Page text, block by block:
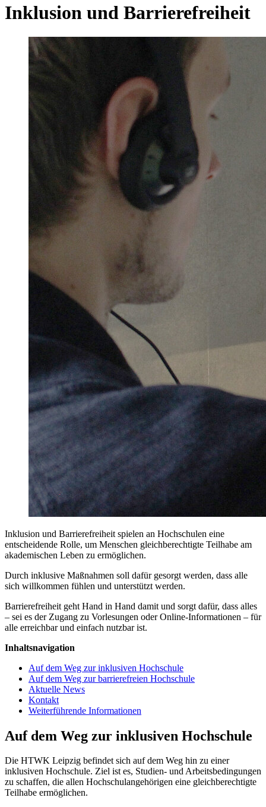
Inklusion und Barrierefreiheit
Inklusion und Barrierefreiheit spielen an Hochschulen eine
entscheidende Rolle, um Menschen gleichberechtigte Teilhabe am
akademischen Leben zu ermöglichen.
Durch inklusive Maßnahmen soll dafür gesorgt werden, dass alle
sich willkommen fühlen und unterstützt werden.
Barrierefreiheit geht Hand in Hand damit und sorgt dafür, dass alles
– sei es der Zugang zu Vorlesungen oder Online-Informationen – für
alle erreichbar und einfach nutzbar ist.
Inhaltsnavigation
Auf dem Weg zur inklusiven Hochschule
Auf dem Weg zur barrierefreien Hoch­schule
Aktuelle News
Kontakt
Weiterführende Informationen
Auf dem Weg zur inklusiven Hochschule
Die HTWK Leipzig befindet sich auf dem Weg hin zu einer
inklusiven Hochschule. Ziel ist es, Studien- und Arbeitsbedingungen
zu schaffen, die allen Hochschulangehörigen eine gleichberechtigte
Teilhabe ermöglichen.